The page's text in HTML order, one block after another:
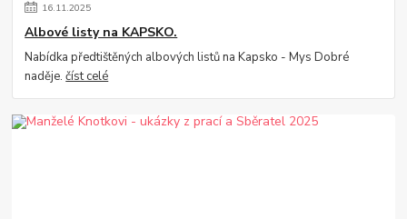
16.11.2025
Albové listy na KAPSKO.
Nabídka předtištěných albových listů na Kapsko - Mys Dobré
naděje.číst celé